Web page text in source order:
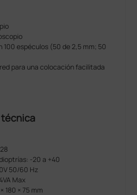
100 espéculos (50 de 2,5 mm; 50
para una colocación facilitada
-20 a +40
50/60 Hz
Max
180 × 75 mm